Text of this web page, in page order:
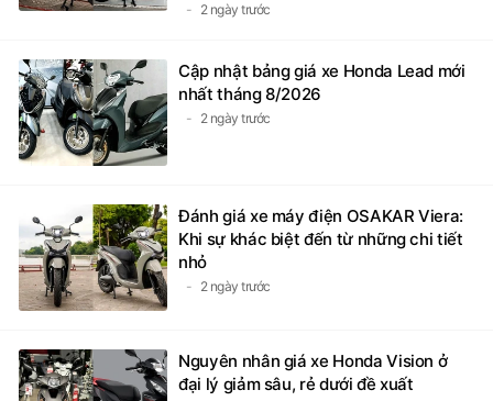
2 ngày trước
Cập nhật bảng giá xe Honda Lead mới
nhất tháng 8/2026
2 ngày trước
Đánh giá xe máy điện OSAKAR Viera:
Khi sự khác biệt đến từ những chi tiết
nhỏ
2 ngày trước
Nguyên nhân giá xe Honda Vision ở
đại lý giảm sâu, rẻ dưới đề xuất